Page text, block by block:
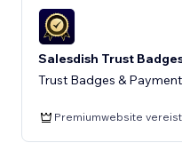
Salesdish Trust
Trust Badges &
Premiumwebsite vereist